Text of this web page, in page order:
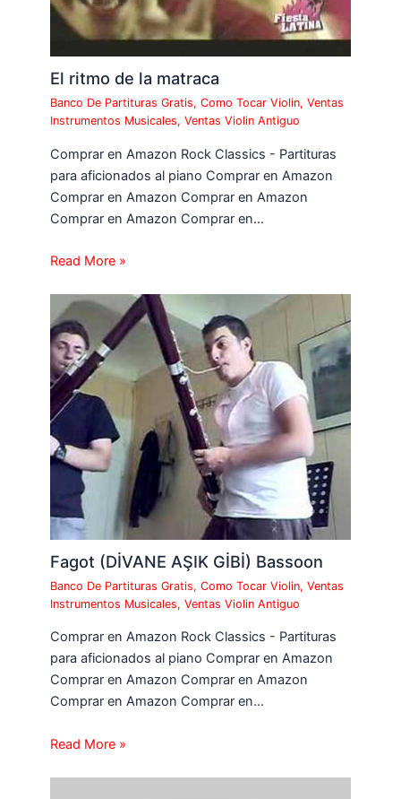
El ritmo de la matraca
Banco De Partituras Gratis,Como Tocar Violin,Ventas
Instrumentos Musicales,Ventas Violin Antiguo
Comprar en Amazon Rock Classics - Partituras
para aficionados al piano Comprar en Amazon
Comprar en Amazon Comprar en Amazon
Comprar en Amazon Comprar en…
Read More »
Fagot (DİVANE AŞIK GİBİ) Bassoon
Banco De Partituras Gratis,Como Tocar Violin,Ventas
Instrumentos Musicales,Ventas Violin Antiguo
Comprar en Amazon Rock Classics - Partituras
para aficionados al piano Comprar en Amazon
Comprar en Amazon Comprar en Amazon
Comprar en Amazon Comprar en…
Read More »